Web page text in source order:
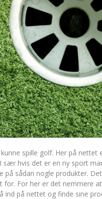
spille golf. Her på nettet
sær hvis det er en ny sport
på sådan nogle produkter.
For her er det nemmere
ind på nettet og finde sine